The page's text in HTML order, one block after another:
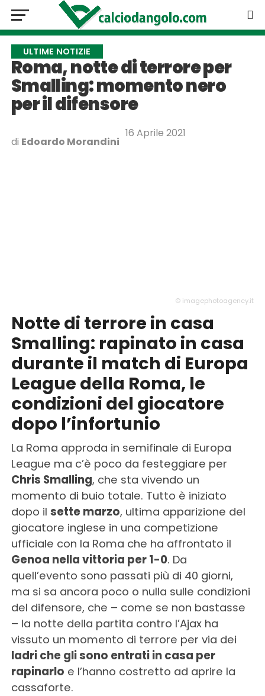
ULTIME NOTIZIE
Roma, notte di terrore per
Smalling: momento nero
per il difensore
di Edoardo Morandini
16 Aprile 2021
© imagephotoagency.it
Notte di terrore in casa
Smalling: rapinato in casa
durante il match di Europa
League della Roma, le
condizioni del giocatore
dopo l’infortunio
La Roma approda in semifinale di Europa
League ma c’è poco da festeggiare per
Chris Smalling, che sta vivendo un
momento di buio totale. Tutto è iniziato
dopo il sette marzo, ultima apparizione del
giocatore inglese in una competizione
ufficiale con la Roma che ha affrontato il
Genoa nella vittoria per 1-0. Da
quell’evento sono passati più di 40 giorni,
ma si sa ancora poco o nulla sulle condizioni
del difensore, che – come se non bastasse
– la notte della partita contro l’Ajax ha
vissuto un momento di terrore per via dei
ladri che gli sono entrati in casa per
rapinarlo e l’hanno costretto ad aprire la
cassaforte.